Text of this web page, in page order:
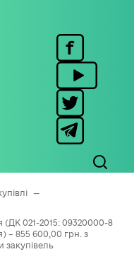
—
(ДК 021-2015: 09320000-8
– 855 600,00 грн. з
закупівель